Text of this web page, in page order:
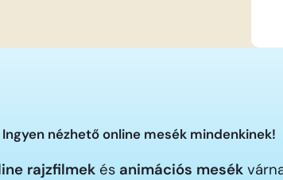
nézhető online mesék mindenkinek!
rajzfilmek és animációs mesék